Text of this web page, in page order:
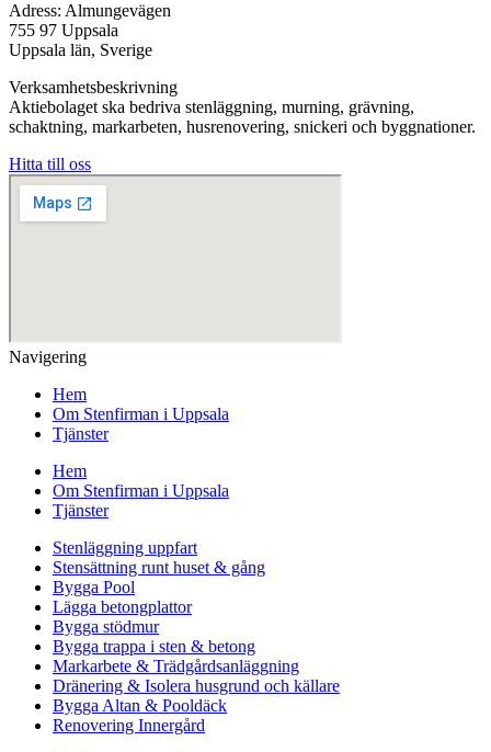
Adress: Almungevägen
755 97 Uppsala
Uppsala län, Sverige
Verksamhetsbeskrivning
Aktiebolaget ska bedriva stenläggning, murning, grävning,
schaktning, markarbeten, husrenovering, snickeri och byggnationer.
Hitta till oss
Navigering
Hem
Om Stenfirman i Uppsala
Tjänster
Hem
Om Stenfirman i Uppsala
Tjänster
Stenläggning uppfart
Stensättning runt huset & gång
Bygga Pool
Lägga betongplattor
Bygga stödmur
Bygga trappa i sten & betong
Markarbete & Trädgårdsanläggning
Dränering & Isolera husgrund och källare
Bygga Altan & Pooldäck
Renovering Innergård